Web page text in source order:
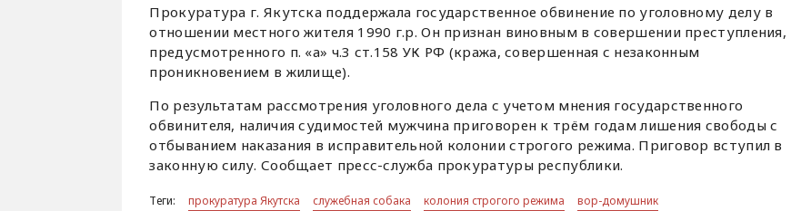
Прокуратура г. Якутска поддержала государственное обвинение по уголовному делу в
отношении местного жителя 1990 г.р. Он признан виновным в совершении преступления,
предусмотренного п. «а» ч.3 ст.158 УК РФ (кража, совершенная с незаконным
проникновением в жилище).
По результатам рассмотрения уголовного дела с учетом мнения государственного
обвинителя, наличия судимостей мужчина приговорен к трём годам лишения свободы с
отбыванием наказания в исправительной колонии строгого режима. Приговор вступил в
законную силу. Сообщает пресс-служба прокуратуры республики.
Теги: прокуратура Якутска служебная собака колония строгого режима вор-домушник